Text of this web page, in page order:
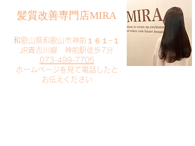
​髪質改善専門店MIRA
​和歌山県和歌山市神前１６１−１
JR貴志川線 神前駅徒歩7分
073-499-7705
​ホームページを見て電話したと
お伝えください